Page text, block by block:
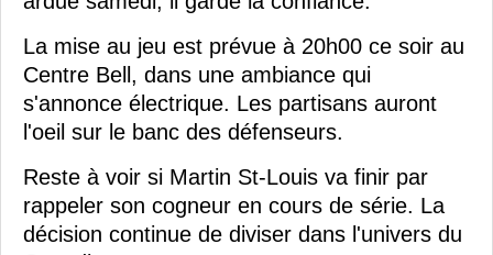
La mise au jeu est prévue à 20h00 ce soir au
Centre Bell, dans une ambiance qui
s'annonce électrique. Les partisans auront
l'oeil sur le banc des défenseurs.
Reste à voir si Martin St-Louis va finir par
rappeler son cogneur en cours de série. La
décision continue de diviser dans l'univers du